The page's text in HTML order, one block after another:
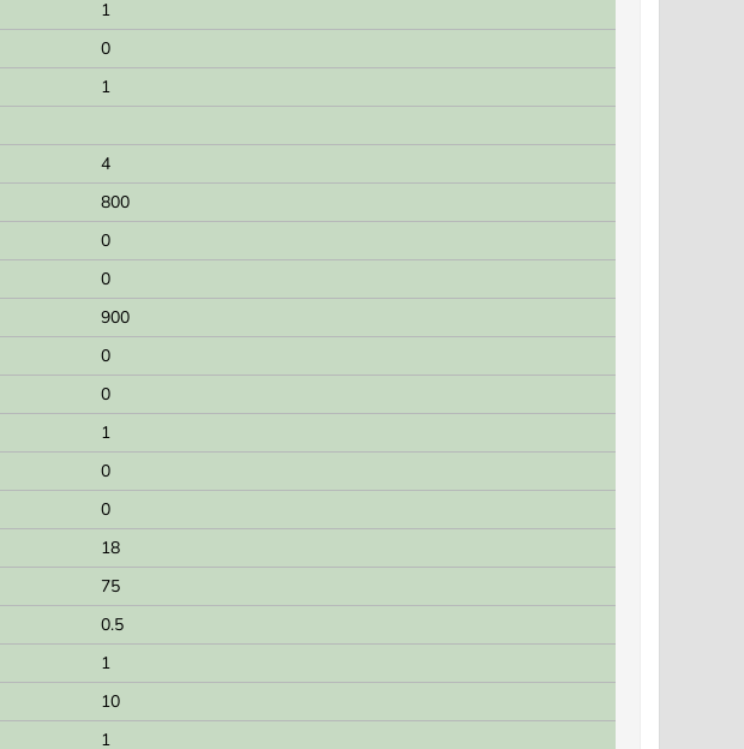
1
0
1
4
800
0
0
900
0
0
1
0
0
18
75
0.5
1
10
1